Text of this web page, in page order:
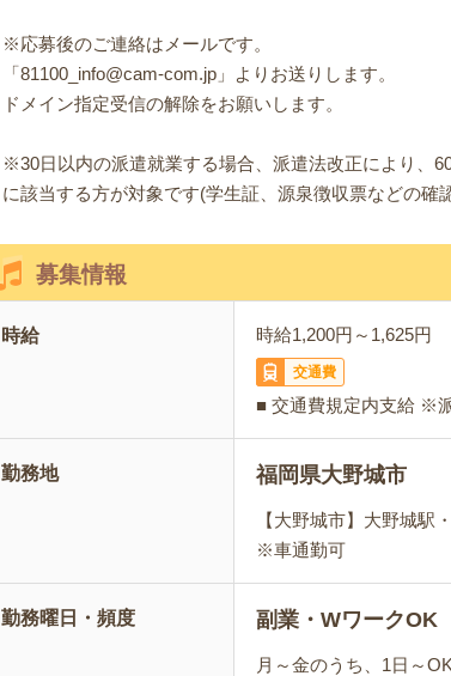
※応募後のご連絡はメールです。
「81100_info@cam-com.jp」よりお送りします。
ドメイン指定受信の解除をお願いします。
※30日以内の派遣就業する場合、派遣法改正により、
に該当する方が対象です(学生証、源泉徴収票などの確
募集情報
時給 時給1,200円～1,625円
交通費
■ 交通費規定内支給 ※
勤務地 福岡県大野城市
【大野城市】大野城駅
※車通勤可
勤務曜日・頻度 副業・WワークOK
月～金のうち、1日～OK